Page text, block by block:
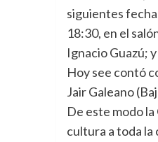
siguientes
18:30, en el
Ignacio Guazú;
Hoy see contó
Jair Galeano
De este modo
cultura a toda